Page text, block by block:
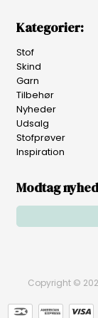
Kategorier:
Stof
Skind
Garn
Tilbehør
Nyheder
Udsalg
Stofprøver
Inspiration
Modtag
Copyright ©